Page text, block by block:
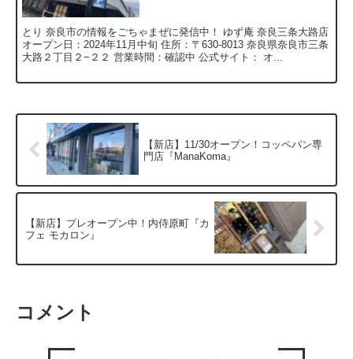
とり 奈良市の情報をごちゃまぜに発信中！ ゆず庵 奈良三条大路店
オープン日：2024年11月中旬 住所：〒630-8013 奈良県奈良市三条
大路２丁目２−２２ 営業時間：確認中 公式サイト： オ...
【新店】11/30オープン！コッペパン専
門店『ManaKoma』
【新店】プレオープン中！内侍原町『カ
フェ モカロン』
コメント